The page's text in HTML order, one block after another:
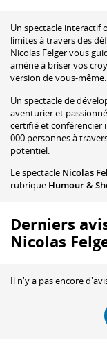
Un spectacle interactif
limites à travers des
Nicolas Felger vous
amène à briser vos
version de vous-même.
Un spectacle de
aventurier et
certifié et conférencier
000 personnes à
potentiel.
Le spectacle Nicolas
rubrique Humour &
Derniers
Nicolas
Il n'y a pas encore